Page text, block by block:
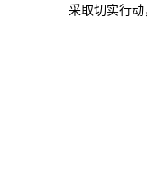
采取切实行